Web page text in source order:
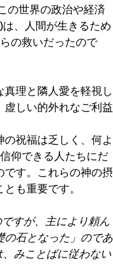
の世界の政治や経済
、人間が生きるため
の救いだったので
理と隣人愛を軽視し
しい的外れなご利益
祝福は乏しく、何よ
仰できる人たちにだ
す。これらの神の摂
も重要です。
すが、主により頼ん
の石となった」のであ
みことばに従わない